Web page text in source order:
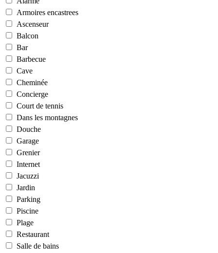
Armoires encastrees
Ascenseur
Balcon
Bar
Barbecue
Cave
Cheminée
Concierge
Court de tennis
Dans les montagnes
Douche
Garage
Grenier
Internet
Jacuzzi
Jardin
Parking
Piscine
Plage
Restaurant
Salle de bains